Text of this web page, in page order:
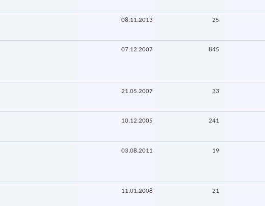
08.11.2013 25
07.12.2007 845
21.05.2007 33
10.12.2005 241
03.08.2011 19
11.01.2008 21